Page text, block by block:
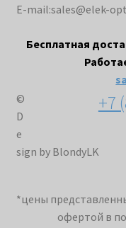
E-mail:sales@elek-
Бесплатная
+7
©
D
e
sign by BlondyLK
*цены
офертой в